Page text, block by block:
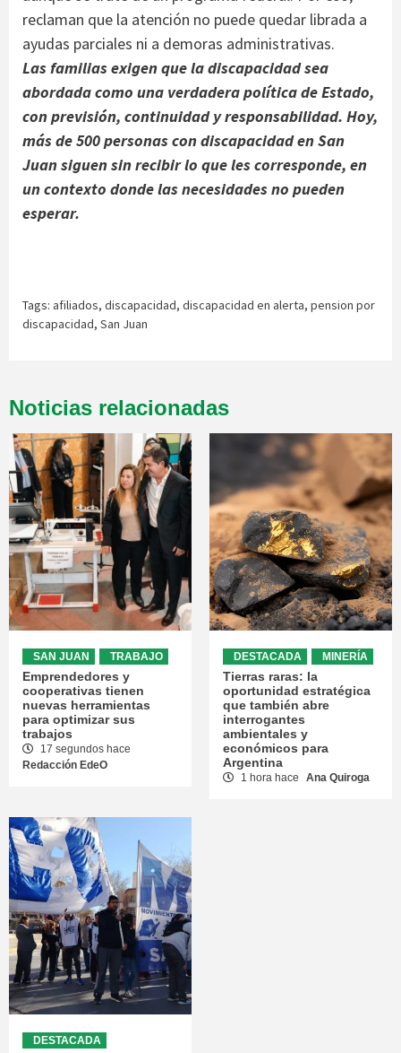
reclaman que la atención no puede quedar librada a
ayudas parciales ni a demoras administrativas.
Las familias exigen que la discapacidad sea
abordada como una verdadera política de Estado,
con previsión, continuidad y responsabilidad. Hoy,
más de 500 personas con discapacidad en San
Juan siguen sin recibir lo que les corresponde, en
un contexto donde las necesidades no pueden
esperar.
Tags: afiliados, discapacidad, discapacidad en alerta, pension por
discapacidad, San Juan
Noticias relacionadas
SAN JUAN TRABAJO
Emprendedores y
cooperativas tienen
nuevas herramientas
para optimizar sus
trabajos
17 segundos hace
Redacción EdeO
DESTACADA MINERÍA
Tierras raras: la
oportunidad estratégica
que también abre
interrogantes
ambientales y
económicos para
Argentina
1 hora hace Ana Quiroga
DESTACADA